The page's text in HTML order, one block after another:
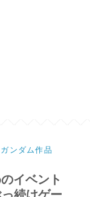
ガンダム作品
イベント